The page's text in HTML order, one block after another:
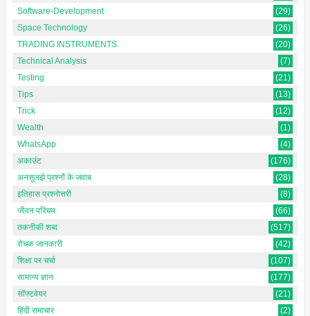
Software-Development
(29)
Space Technology
(26)
TRADING INSTRUMENTS
(20)
Technical Analysis
(7)
Testing
(21)
Tips
(13)
Trick
(12)
Wealth
(1)
WhatsApp
(4)
अकाउंट
(176)
अनसुलझे प्रश्नों के जवाब
(28)
इतिहास प्रश्नोत्तरी
(8)
जीवन परिचय
(66)
तकनीकी शब्द
(517)
रोचक जानकारी
(42)
शिक्षा पर चर्चा
(107)
सामान्य ज्ञान
(177)
सॉफ्टवेयर
(21)
हिंदी समाचार
(2)